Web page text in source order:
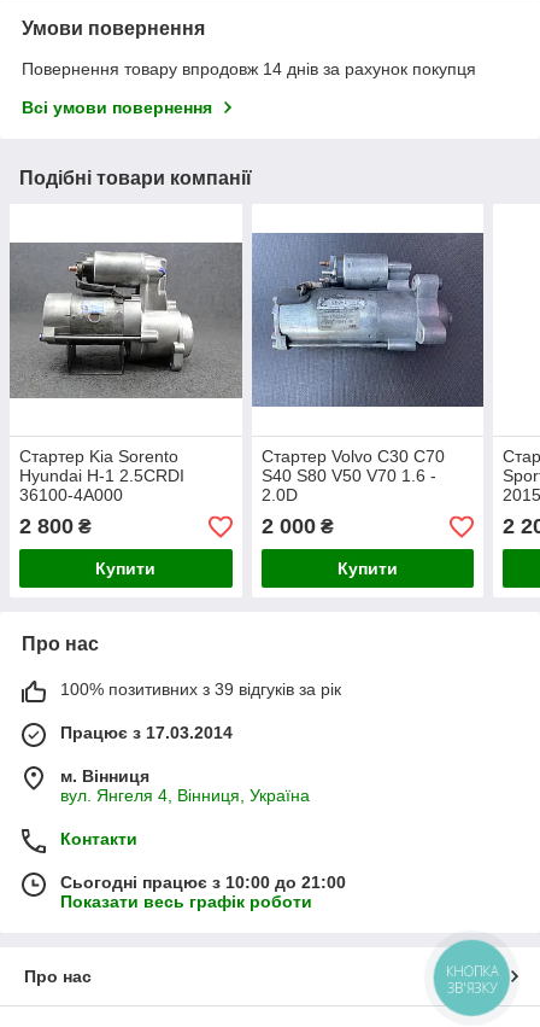
Умови повернення
Повернення товару впродовж 14 днів за рахунок покупця
Всі умови повернення
Подібні товари компанії
Стартер Kia Sorento
Hyundai H-1 2.5CRDI
36100-4A000
2 800 ₴
Купити
Стартер Volvo C30 C70
S40 S80 V50 V70 1.6 -
2.0D
2 000₴
Купити
2
Про нас
100% позитивних з 39 відгуків за рік
Працює з 17.03.2014
м. Вінниця
вул. Янгеля 4, Вінниця, Україна
Контакти
Сьогодні працює з 10:00 до 21:00
Показати весь графік роботи
Про нас
КНОПКА
ЗВ'ЯЗКУ